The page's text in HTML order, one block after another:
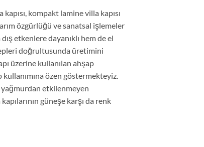
kompakt lamine villa kapısı
özgürlüğü ve sanatsal işlemeler
etkenlere dayanıklı hem de el
doğrultusunda üretimini
üzerine kullanılan ahşap
kullanımına özen göstermekteyiz.
etkilenmeyen
güneşe karşı da renk